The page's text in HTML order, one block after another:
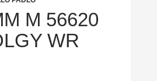
M 56620
WR